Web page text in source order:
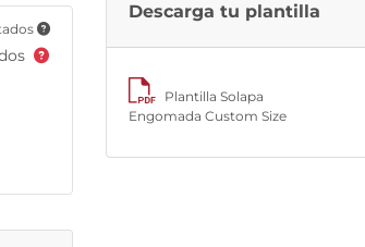
Descarga tu plantilla
Plantilla Solapa
Engomada Custom Size